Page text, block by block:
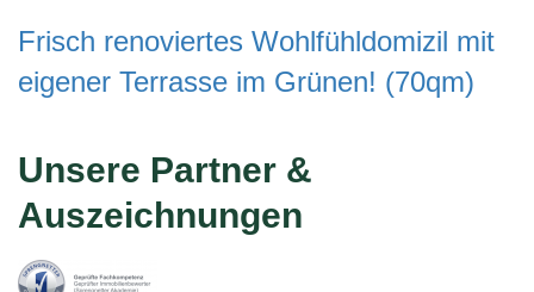
Frisch renoviertes Wohlfühldomizil mit
eigener Terrasse im Grünen! (70qm)
Unsere Partner &
Auszeichnungen